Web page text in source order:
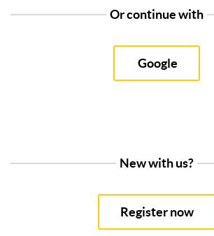
Or continue with
Google
New with us?